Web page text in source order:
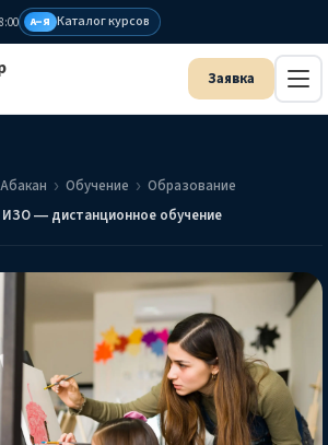
А–Я Каталог курсов
Абакан Обучение
Образование
ИЗО — дистанционное обучение